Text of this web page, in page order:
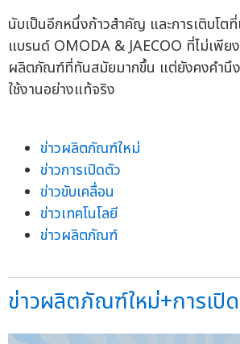
นับเป็นอีกหนึ่งก้าวสำคัญ และการเติบโต
แบรนด์ OMODA & JAECOO ที่ไม่เพี
ผลิตภัณฑ์ที่ทันสมัยมากขึ้น แต่ยังคงคำนึ
ใช้งานอย่างแท้จริง
ข่าวผลิตภัณฑ์ใหม่
ข่าวการเปิดตัว
ข่าวขับเคลื่อน
ข่าวเทคโนโลยี
ข่าวผลิตภัณฑ์
ข่าวผลิตภัณฑ์ใหม่+การเปิ